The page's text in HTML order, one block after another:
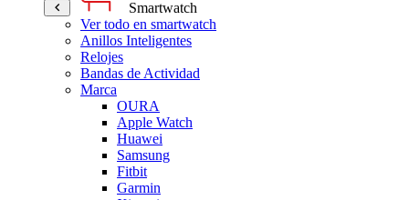
Smartwatch
Ver todo en smartwatch
Anillos Inteligentes
Relojes
Bandas de Actividad
Marca
OURA
Apple Watch
Huawei
Samsung
Fitbit
Garmin